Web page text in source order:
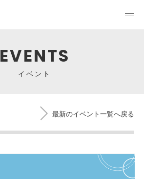
EVENTS
イベント
最新のイベント一覧へ戻る